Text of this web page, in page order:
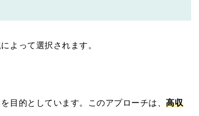
よって選択されます。
目的としています。このアプローチは、高収